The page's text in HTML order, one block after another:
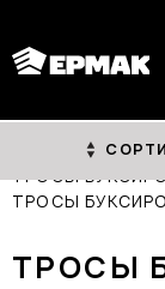
ГЛАВНАЯ
ТРОСЫ
ТРОСЫ
ТРОСЫ